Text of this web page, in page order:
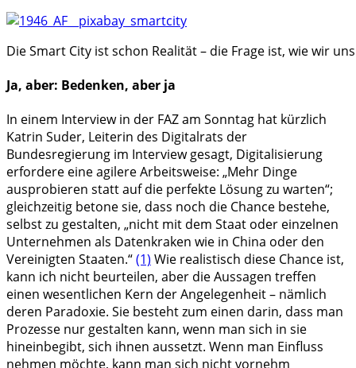
Die Smart City ist schon Realität – die Frage ist, wie wir
Ja, aber: Bedenken, aber ja
In einem Interview in der FAZ am Sonntag hat kürzlich
Katrin Suder, Leiterin des Digitalrats der
Bundesregierung im Interview gesagt, Digitalisierung
erfordere eine agilere Arbeitsweise: „Mehr Dinge
ausprobieren statt auf die perfekte Lösung zu warten“;
gleichzeitig betone sie, dass noch die Chance bestehe,
selbst zu gestalten, „nicht mit dem Staat oder einzelnen
Unternehmen als Datenkraken wie in China oder den
Vereinigten Staaten.“(1) Wie realistisch diese Chance ist,
kann ich nicht beurteilen, aber die Aussagen treffen
einen wesentlichen Kern der Angelegenheit – nämlich
deren Paradoxie. Sie besteht zum einen darin, dass man
Prozesse nur gestalten kann, wenn man sich in sie
hineinbegibt, sich ihnen aussetzt. Wenn man Einfluss
nehmen möchte, kann man sich nicht vornehm